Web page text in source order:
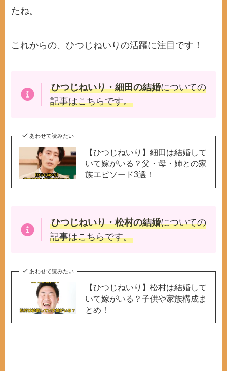
たね。
これからの、ひつじねいりの活躍に注目です！
ひつじねいり・細田の結婚についての
記事はこちらです。
あわせて読みたい
【ひつじねいり】細田は結婚して
いて嫁がいる？父・母・姉との家
族エピソード3選！
ひつじねいり・松村の結婚についての
記事はこちらです。
あわせて読みたい
【ひつじねいり】松村は結婚して
いて嫁がいる？子供や家族構成ま
とめ！